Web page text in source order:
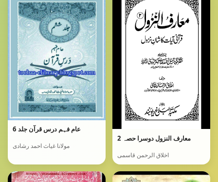
عام فہم درس قرآن جلد 6
مولانا غیاث احمد رشادی
معارف النزول دوسرا حصہ 2
اخلاق الرحمن قاسمی